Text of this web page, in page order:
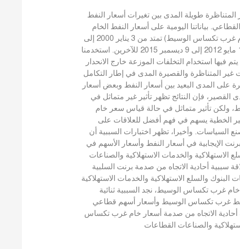
المتناظرة طويلة المدى بين تغيرات أسعار النفط
بياناتنا اليومية على أسعار النفط الخام
الاسمي من خام برنت وغرب تكساس (خام غرب تكساس الوسيط) تمتد من 3 يناير 2000 إلى
9 ديسمبر 2015 لبعض القطاعات، ومن 14 مايو 2012 إلى 9 ديسمبر 2015 للآخرين. استخدمنا
فيها استخدام التخلفات الموزعة خارج الانحدار
غير المتناظرة والقصيرة المدى في إطار التكامل
على المدى البعيد بين أسعار النفط وبعض أسعار
القصير، فإن النتائج تظهر تأثير غير متماثل في
تأثير متماثل في حالة قياس سعر خام
الخطية يسهم في فهم أفضل للعلاقات على
السياسات. وأخيرا، تظهر اختبارات السببية أن
الإيجابية في أسعار النفط وأسعار الأسهم في
الاستهلاكية والخدمات الاستهلاكية والصناعات
سببية أحادية الاتجاه من صدمة برنت السلبية
والسلع الاستهلاكية والخدمات الاستهلاكية
خام غرب تكساس الوسيط، نجد السببية ثنائية
لنفط غرب تكساس الوسيط وأسعار أسهم قطاعي
أحادية الاتجاه من صدمة أسعار خام غرب تكساس
والصناعات القطاعات